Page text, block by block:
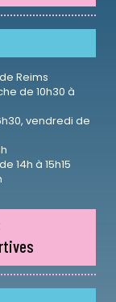
Reims
de 10h30 à
vendredi de
14h à 15h15